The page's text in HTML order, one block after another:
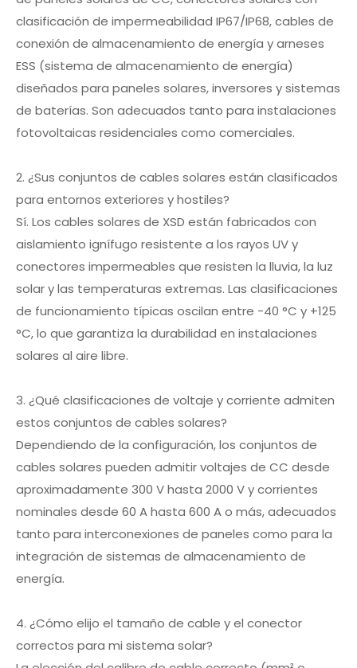
clasificación de impermeabilidad IP67/IP68, cables de
conexión de almacenamiento de energía y arneses
ESS (sistema de almacenamiento de energía)
diseñados para paneles solares, inversores y sistemas
de baterías. Son adecuados tanto para instalaciones
fotovoltaicas residenciales como comerciales.
2. ¿Sus conjuntos de cables solares están clasificados
para entornos exteriores y hostiles?
Sí. Los cables solares de XSD están fabricados con
aislamiento ignífugo resistente a los rayos UV y
conectores impermeables que resisten la lluvia, la luz
solar y las temperaturas extremas. Las clasificaciones
de funcionamiento típicas oscilan entre -40 °C y +125
°C, lo que garantiza la durabilidad en instalaciones
solares al aire libre.
3. ¿Qué clasificaciones de voltaje y corriente admiten
estos conjuntos de cables solares?
Dependiendo de la configuración, los conjuntos de
cables solares pueden admitir voltajes de CC desde
aproximadamente 300 V hasta 2000 V y corrientes
nominales desde 60 A hasta 600 A o más, adecuados
tanto para interconexiones de paneles como para la
integración de sistemas de almacenamiento de
energía.
4. ¿Cómo elijo el tamaño de cable y el conector
correctos para mi sistema solar?